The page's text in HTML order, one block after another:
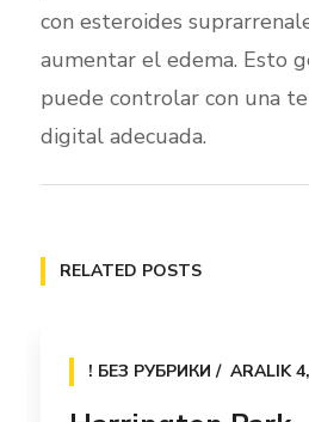
con esteroides
aumentar el edema. Esto
puede controlar con una
digital adecuada.
RELATED POSTS
! БЕЗ РУБРИКИ ARALIK